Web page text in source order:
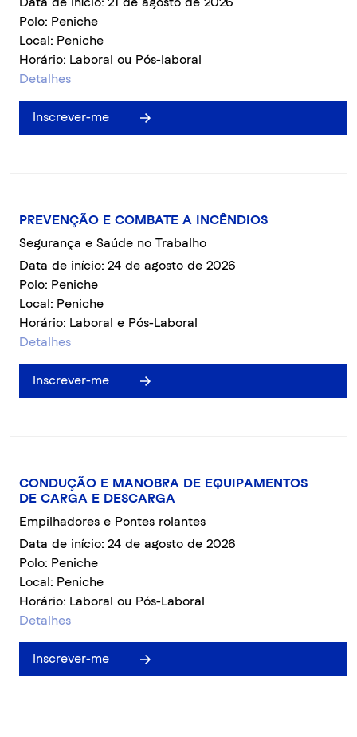
Polo: Peniche
Local: Peniche
Horário: Laboral ou Pós-laboral
Detalhes
Inscrever-me
PREVENÇÃO E COMBATE A INCÊNDIOS
Segurança e Saúde no Trabalho
Data de início: 24 de agosto de 2026
Polo: Peniche
Local: Peniche
Horário: Laboral e Pós-Laboral
Detalhes
Inscrever-me
CONDUÇÃO E MANOBRA DE EQUIPAMENTOS
DE CARGA E DESCARGA
Empilhadores e Pontes rolantes
Data de início: 24 de agosto de 2026
Polo: Peniche
Local: Peniche
Horário: Laboral ou Pós-Laboral
Detalhes
Inscrever-me